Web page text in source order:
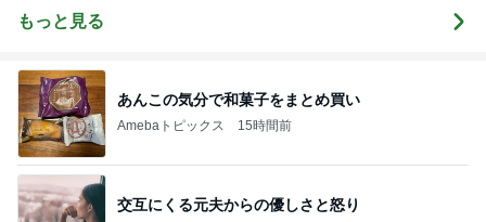
年で-15kg！で
も冬は、5kg
ル(と、ぬ
い？)時間
もっと見る
あんこの気分で和菓子をまとめ買い
Amebaトピックス 15時間前
交互にくる元夫からの優しさと怒り